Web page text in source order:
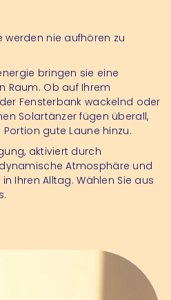
werden nie aufhören zu
bringen sie eine
Raum. Ob auf Ihrem
Fensterbank wackelnd oder
Solartänzer fügen überall,
gute Laune hinzu.
aktiviert durch
Atmosphäre und
Ihren Alltag. Wählen Sie aus